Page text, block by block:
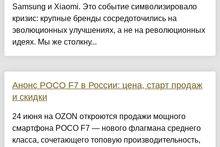
Samsung и Xiaomi. Это событие символизировало
кризис: крупные бренды сосредоточились на
эволюционных улучшениях, а не на революционных
идеях. Мы же столкну...
Анонс POCO F7 в России: цена, старт продаж
и скидки
24 июня на OZON откроются продажи мощного
смартфона POCO F7 — нового флагмана среднего
класса, сочетающего топовую производительность,